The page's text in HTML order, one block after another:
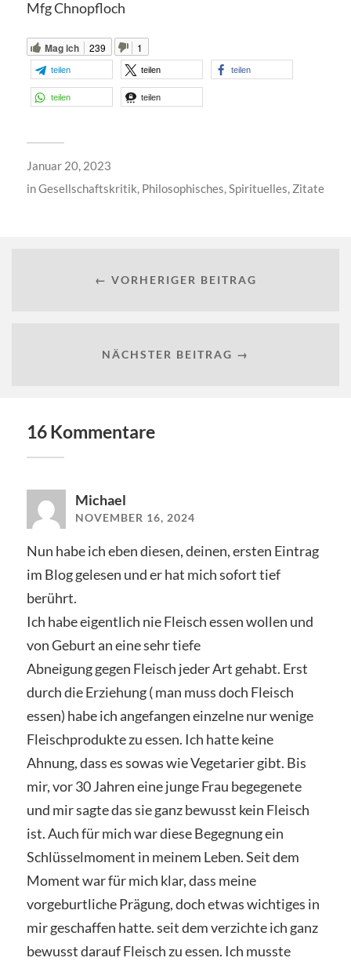
Mfg Chnopfloch
Mag ich 239 1
teilen teilen teilen
teilen teilen
Januar 20, 2023
inGesellschaftskritik, Philosophisches,Spirituelles, Zitate
← VORHERIGER BEITRAG
NÄCHSTER BEITRAG →
16 Kommentare
Michael
NOVEMBER 16, 2024
Nun habe ich eben diesen, deinen, ersten Eintrag
im Blog gelesen und er hat mich sofort tief
berührt.
Ich habe eigentlich nie Fleisch essen wollen und
von Geburt an eine sehr tiefe
Abneigung gegen Fleisch jeder Art gehabt. Erst
durch die Erziehung ( man muss doch Fleisch
essen) habe ich angefangen einzelne nur wenige
Fleischprodukte zu essen. Ich hatte keine
Ahnung, dass es sowas wie Vegetarier gibt. Bis
mir, vor 30 Jahren eine junge Frau begegenete
und mir sagte das sie ganz bewusst kein Fleisch
ist. Auch für mich war diese Begegnung ein
Schlüsselmoment in meinem Leben. Seit dem
Moment war für mich klar, dass meine
vorgeburtliche Prägung, doch etwas wichtiges in
mir geschaffen hatte. seit dem verzichte ich ganz
bewusst darauf Fleisch zu essen. Ich musste